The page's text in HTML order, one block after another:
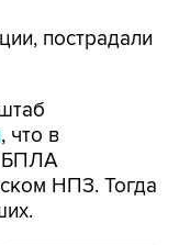
пострадали
, что в
БПЛА
НПЗ. Тогда